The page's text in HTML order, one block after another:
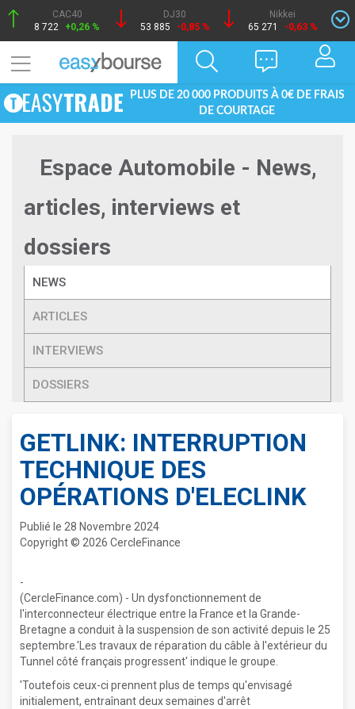
CAC40
8 722
+0,26 %
DJ30
53 885
-0,85 %
Nikkei
65 271
-0,63 %
PLUS DE 20 000 PRODUITS À 0€ DE FRAIS
DE COURTAGE
Espace Automobile - News,
articles, interviews et
dossiers
NEWS
ARTICLES
INTERVIEWS
DOSSIERS
GETLINK: INTERRUPTION
TECHNIQUE DES
OPÉRATIONS D'ELECLINK
Publié le 28 Novembre 2024
Copyright © 2026 CercleFinance
-
(CercleFinance.com) - Un dysfonctionnement de
l'interconnecteur électrique entre la France et la Grande-
Bretagne a conduit à la suspension de son activité depuis le 25
septembre.'Les travaux de réparation du câble à l'extérieur du
Tunnel côté français progressent' indique le groupe.
'Toutefois ceux-ci prennent plus de temps qu'envisagé
initialement, entraînant deux semaines d'arrêt